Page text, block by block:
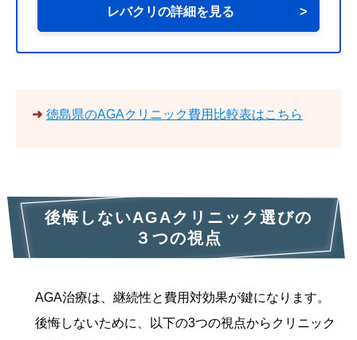
レバクリの詳細を見る >
➜ 徳島県のAGAクリニック費用比較表はこちら
後悔しないAGAクリニック選びの
３つの視点
AGA治療は、継続性と費用対効果が鍵になります。
後悔しないために、以下の3つの視点からクリニック